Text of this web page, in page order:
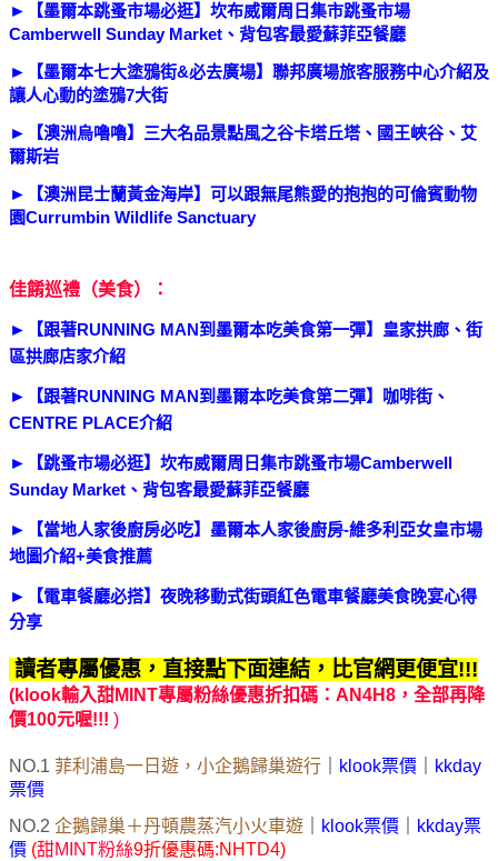
►
【墨爾本跳蚤市場必逛】坎布威爾周日集市跳蚤市場
Camberwell Sunday Market、背包客最愛蘇菲亞餐廳
►
【墨爾本七大塗鴉街&必去廣場】聯邦廣場旅客服務中心介紹及
讓人心動的塗鴉7大街
►
【澳洲烏嚕嚕】三大名品景點風之谷卡塔丘塔、國王峽谷、艾
爾斯岩
►
【澳洲昆士蘭黃金海岸】可以跟無尾熊愛的抱抱的可倫賓動物
園Currumbin Wildlife Sanctuary
佳餚巡禮（美食）：
►
【跟著RUNNING MAN到墨爾本吃美食第一彈】皇家拱廊、街
區拱廊店家介紹
►
【跟著RUNNING MAN到墨爾本吃美食第二彈】咖啡街、
CENTRE PLACE介紹
►
【跳蚤市場必逛】坎布威爾周日集市跳蚤市場Camberwell
Sunday Market、背包客最愛蘇菲亞餐廳
►
【當地人家後廚房必吃】墨爾本人家後廚房-維多利亞女皇市場
地圖介紹+美食推薦
► 【電車餐廳必搭】夜晚移動式街頭紅色電車餐廳美食晚宴心得
分享
讀者專屬優惠，直接點下面連結，比官網更便宜!!!
(klook輸入甜MINT專屬粉絲優惠折扣碼： AN4H8 ，全部再降
價100元喔!!! )
NO.1 菲利浦島一日遊，小企鵝歸巢遊行 klook票價
kkday
票價
NO.2 企鵝歸巢＋丹頓農蒸汽小火車遊 klook票價
kkday票
價 (甜MINT粉絲9折優惠碼:NHTD4)